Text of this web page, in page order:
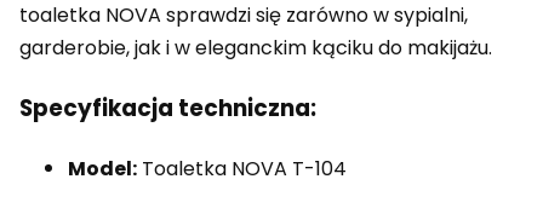
toaletka NOVA sprawdzi się zarówno w sypialni,
garderobie, jak i w eleganckim kąciku do makijażu.
Specyfikacja techniczna:
Model: Toaletka NOVA T-104